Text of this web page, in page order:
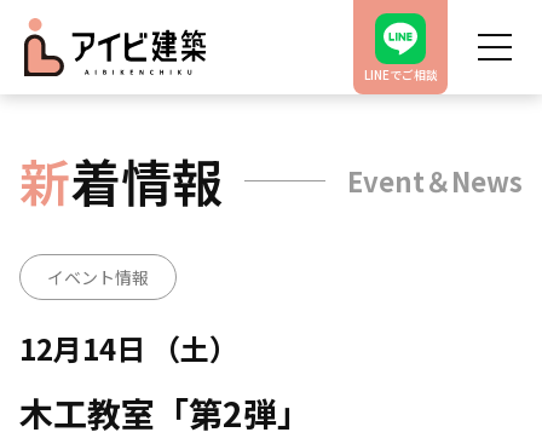
LINEでご相談
新着情報 Event＆News
イベント情報
12月14日 （土）
木工教室「第2弾」